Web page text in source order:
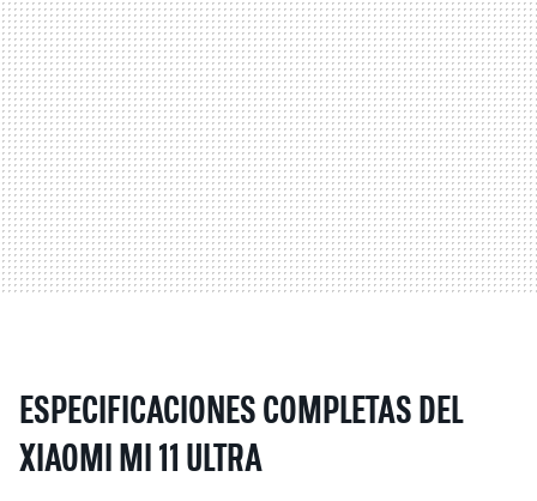
ESPECIFICACIONES COMPLETAS DEL
XIAOMI MI 11 ULTRA